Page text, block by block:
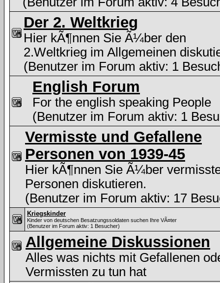
Der 2. Weltkrieg
Hier kÃ¶nnen Sie Ã¼ber den
2.Weltkrieg im Allgemeinen
(Benutzer im Forum aktiv: 1
English Forum
For the english speaking People
(Benutzer im Forum aktiv: 1
Vermisste und Gefallene
Personen von 1939-45
Hier kÃ¶nnen Sie Ã¼ber
Personen diskutieren.
(Benutzer im Forum aktiv: 17
Kriegskinder
Kinder von deutschen Besatzungssoldaten suchen Ihre VÃ¤ter
(Benutzer im Forum aktiv: 1 Besucher)
Allgemeine Diskussionen
Alles was nichts mit Gefallenen
Vermissten zu tun hat